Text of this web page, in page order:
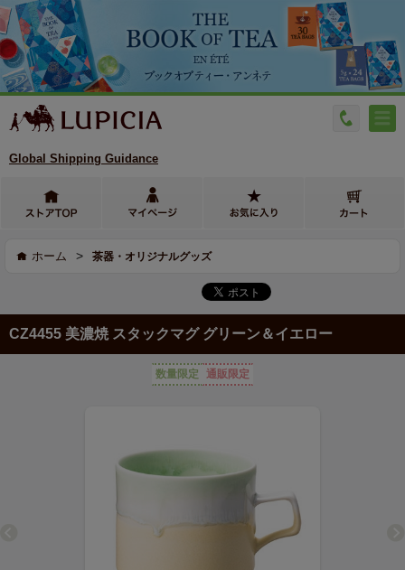
Global Shipping Guidance
ホーム > 茶器・オリジナルグッズ
CZ4455 美濃焼 スタックマグ グリーン＆イエロー
数量限定 通販限定